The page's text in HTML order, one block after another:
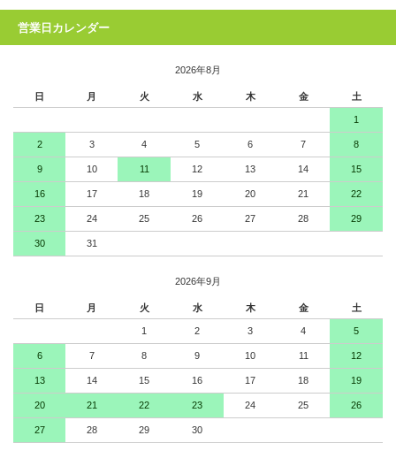
営業日カレンダー
2026年8月
日 月 火 水 木 金 土
1
2 3 4 5 6 7 8
9 10 11 12 13 14 15
16 17 18 19 20 21 22
23 24 25 26 27 28 29
30 31
2026年9月
日 月 火 水 木 金 土
1 2 3 4 5
6 7 8 9 10 11 12
13 14 15 16 17 18 19
20 21 22 23 24 25 26
27 28 29 30